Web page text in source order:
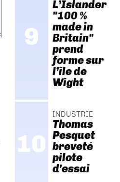
L’Islander
"100 %
made in
Britain"
prend
forme sur
l’île de
Wight
INDUSTRIE
Thomas
Pesquet
breveté
pilote
d'essai